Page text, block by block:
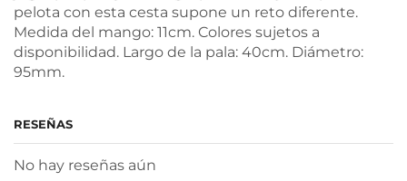
pelota con esta cesta supone un reto diferente.
Medida del mango: 11cm. Colores sujetos a
disponibilidad. Largo de la pala: 40cm. Diámetro:
95mm.
RESEÑAS
No hay reseñas aún